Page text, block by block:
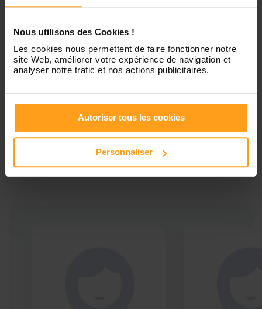
Nous utilisons des Cookies !
Les cookies nous permettent de faire fonctionner notre
site Web, améliorer votre expérience de navigation et
analyser notre trafic et nos actions publicitaires.
Autoriser tous les cookies
Personnaliser
Services proposés
Garde d’enfants
Ces profils pourraient vous intéresser
Babysitters proches de
Caussade